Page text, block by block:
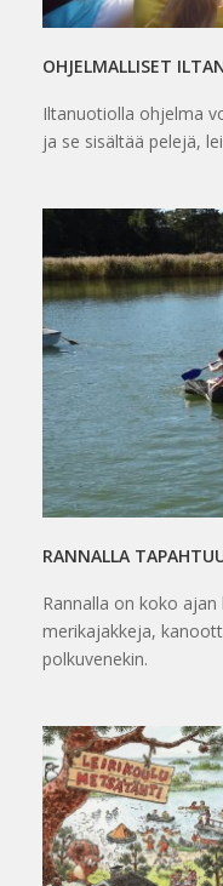
OHJELMALLISET
Iltanuotiolla ohjelma
ja se sisältää pelejä,
RANNALLA
Rannalla on koko
merikajakkeja,
polkuvenekin.